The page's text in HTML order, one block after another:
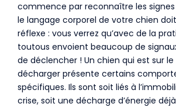
commence par reconnaître les signes
le langage corporel de votre chien
réflexe : vous verrez qu’avec de la
toutous envoient beaucoup de
de déclencher ! Un chien qui est sur
décharger présente certains
spécifiques. Ils sont soit liés à
crise, soit une décharge d’énergie